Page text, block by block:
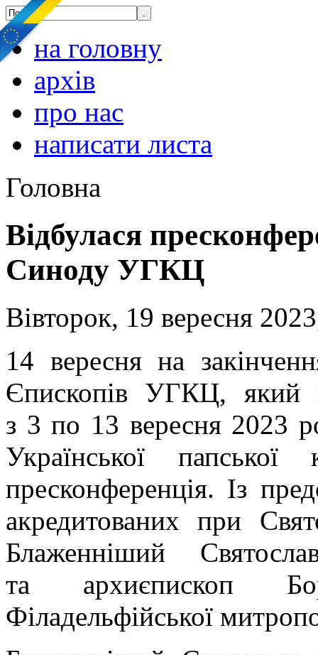
на головну
архів
про нас
написати листа
Головна
Відбулася
Синоду УГКЦ
Вівторок, 19 вересня
14 вересня на
Єпископів УГКЦ, який
з 3 по 13 вересня 2023
Української папської
пресконференція. Із
акредитованих при
Блаженніший
та архиєпископ
Філадельфійської